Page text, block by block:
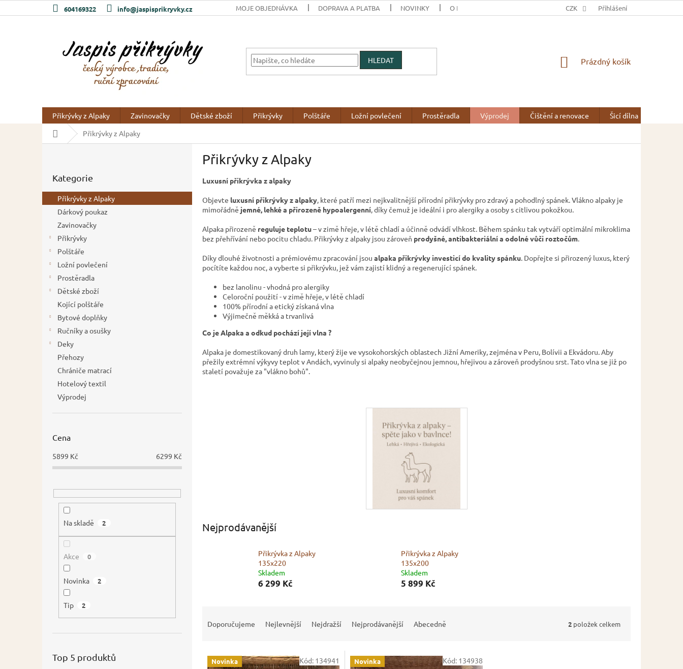
na
604169322 info@jaspisprikryvky.cz MOJE OBJEDNÁVKA DOPRAVA A PLATBA NOVINKY O NÁS OCHRANA OSOBNÍCH ÚDAJŮ
CZK Přihlášení
HLEDAT
NÁKUPNÍ
Prázdný košík
Přikrývky z Alpaky Zavinovačky Dětské zboží Přikrývky Polštáře Ložní povlečení Prostěradla Výprodej Čištění a renovace Šicí dílna
Domů
Přikrývky z Alpaky
r
a
kategorie
Kategorie
Přikrývky z Alpaky
Dárkový poukaz
Zavinovačky
Přikrývky
Polštáře
Ložní povlečení
Prostěradla
Dětské zboží
Kojící polštáře
Bytové doplňky
Ručníky a osušky
Deky
Přehozy
Chrániče matrací
Hotelový textil
Výprodej
Cena
5899 Kč 6299 Kč
Na skladě 2
Akce 0
Novinka 2
Tip 2
Top 5 produktů
Přikrývky z Alpaky
Luxusní přikrývka z alpaky
Objevte luxusní přikrývky z alpaky, které patří mezi nejkvalitnější přírodní přikrývky pro zdravý a pohodlný spánek. Vlákno alpaky je
mimořádně jemné, lehké a přirozeně hypoalergenní, díky čemuž je ideální i pro alergiky a osoby s citlivou pokožkou.
Alpaka přirozeně reguluje teplotu– v zimě hřeje, v létě chladí a účinně odvádí vlhkost. Během spánku tak vytváří optimální mikroklima
bez přehřívání nebo pocitu chladu. Přikrývky z alpaky jsou zároveň prodyšné, antibakteriální a odolné vůči roztočům.
Díky dlouhé životnosti a prémiovému zpracování jsou alpaka přikrývky investicí do kvality spánku. Dopřejte si přirozený luxus, který
pocítíte každou noc, a vyberte si přikrývku, jež vám zajistí klidný a regenerující spánek.
bez lanolinu - vhodná pro alergiky
Celoroční použití - v zimě hřeje, v létě chladí
100% přírodní a etický získaná vlna
Výjimečně měkká a trvanlivá
Co je Alpaka a odkud pochází její vlna ?
Alpaka je domestikovaný druh lamy, který žije ve vysokohorských oblastech Jižní Ameriky, zejména v Peru, Bolívii a Ekvádoru. Aby
přežily extrémní výkyvy teplot v Andách, vyvinuly si alpaky neobyčejnou jemnou, hřejivou a zároveň prodyšnou srst. Tato vlna se již po
staletí považuje za "vlákno bohů".
Nejprodávanější
Přikrývka z Alpaky
135x220
Skladem
6 299 Kč
Přikrývka z Alpaky
135x200
Skladem
5 899 Kč
Doporučujeme Nejlevnější Nejdražší Nejprodávanější Abecedně 2 položek celkem
V Novinka
Kód: 134941
Novinka
Kód: 134938